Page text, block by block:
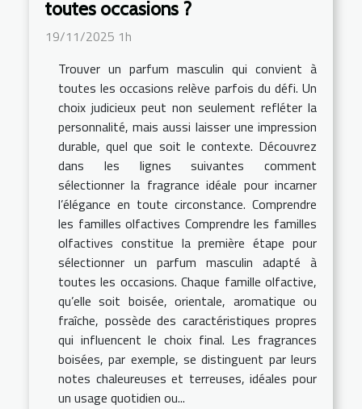
toutes occasions ?
19/11/2025 1h
Trouver un parfum masculin qui convient à
toutes les occasions relève parfois du défi. Un
choix judicieux peut non seulement refléter la
personnalité, mais aussi laisser une impression
durable, quel que soit le contexte. Découvrez
dans les lignes suivantes comment
sélectionner la fragrance idéale pour incarner
l’élégance en toute circonstance. Comprendre
les familles olfactives Comprendre les familles
olfactives constitue la première étape pour
sélectionner un parfum masculin adapté à
toutes les occasions. Chaque famille olfactive,
qu’elle soit boisée, orientale, aromatique ou
fraîche, possède des caractéristiques propres
qui influencent le choix final. Les fragrances
boisées, par exemple, se distinguent par leurs
notes chaleureuses et terreuses, idéales pour
un usage quotidien ou...